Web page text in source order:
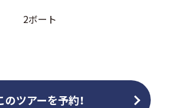
2ボート
のツアーを予約！